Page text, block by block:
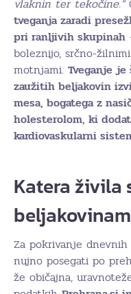
vlaknin ter tekočine.”
tveganja zaradi
pri ranljivih skupinah
boleznijo, srčno-
motnjami. Tveganje je
zaužitih beljakovin
mesa, bogatega z
holesterolom, ki
kardiovaskularni
Katera živila
Za pokrivanje
nujno posegati po
že običajna,